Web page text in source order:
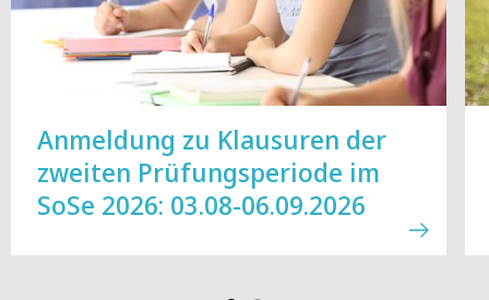
Anmeldung zu Klausuren der
zweiten Prüfungsperiode im
SoSe 2026: 03.08-06.09.2026